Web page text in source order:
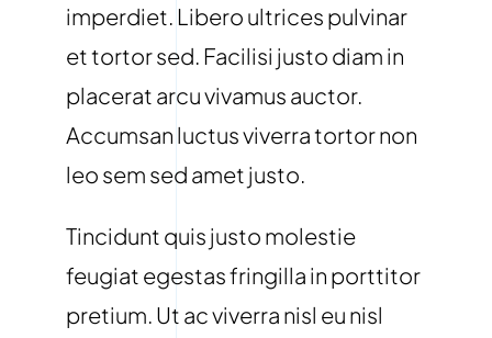
imperdiet. Libero ultrices pulvinar
et tortor sed. Facilisi justo diam in
placerat arcu vivamus auctor.
Accumsan luctus viverra tortor non
leo sem sed amet justo.
Tincidunt quis justo molestie
feugiat egestas fringilla in porttitor
pretium. Ut ac viverra nisl eu nisl